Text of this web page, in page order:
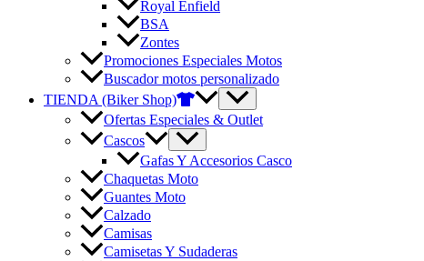
Royal Enfield
BSA
Zontes
Promociones Especiales Motos
Buscador motos personalizado
TIENDA (Biker Shop)
Ofertas Especiales & Outlet
Cascos
Gafas Y Accesorios Casco
Chaquetas Moto
Guantes Moto
Calzado
Camisas
Camisetas Y Sudaderas